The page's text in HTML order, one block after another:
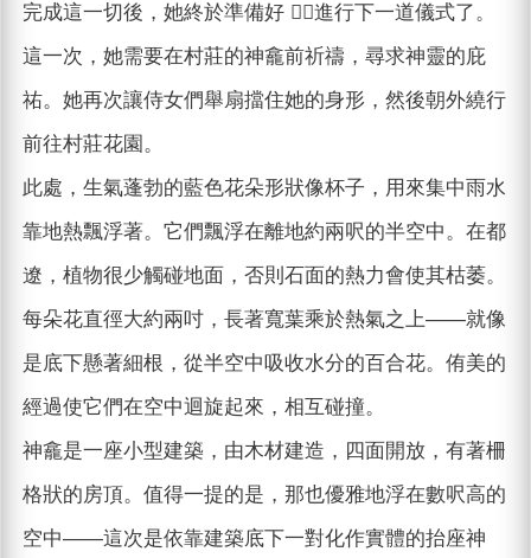
完成這一切後，她終於準備好 進行下一道儀式了。
這一次，她需要在村莊的神龕前祈禱，尋求神靈的庇
祐。她再次讓侍女們舉扇擋住她的身形，然後朝外繞行
前往村莊花園。
此處，生氣蓬勃的藍色花朵形狀像杯子，用來集中雨水
靠地熱飄浮著。它們飄浮在離地約兩呎的半空中。在都
遼，植物很少觸碰地面，否則石面的熱力會使其枯萎。
每朵花直徑大約兩吋，長著寬葉乘於熱氣之上——就像
是底下懸著細根，從半空中吸收水分的百合花。侑美的
經過使它們在空中迴旋起來，相互碰撞。
神龕是一座小型建築，由木材建造，四面開放，有著柵
格狀的房頂。值得一提的是，那也優雅地浮在數呎高的
空中——這次是依靠建築底下一對化作實體的抬座神